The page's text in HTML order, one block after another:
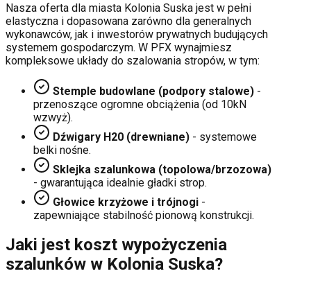
Nasza oferta dla miasta Kolonia Suska jest w pełni
elastyczna i dopasowana zarówno dla generalnych
wykonawców, jak i inwestorów prywatnych budujących
systemem gospodarczym. W PFX wynajmiesz
kompleksowe układy do szalowania stropów, w tym:
Stemple budowlane (podpory stalowe) -
przenoszące ogromne obciążenia (od 10kN
wzwyż).
Dźwigary H20 (drewniane) - systemowe
belki nośne.
Sklejka szalunkowa (topolowa/brzozowa)
- gwarantująca idealnie gładki strop.
Głowice krzyżowe i trójnogi -
zapewniające stabilność pionową konstrukcji.
Jaki jest koszt wypożyczenia
szalunków w Kolonia Suska?